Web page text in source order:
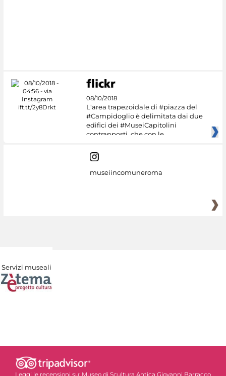
08/10/2018
L'area trapezoidale di #piazza del
#Campidoglio è delimitata dai due
edifici dei #MuseiCapitolini
contrapposti, che con le
museiincomuneroma
Servizi museali
Leggi le recensioni su: Museo di Scultura Antica Giovanni Barracco